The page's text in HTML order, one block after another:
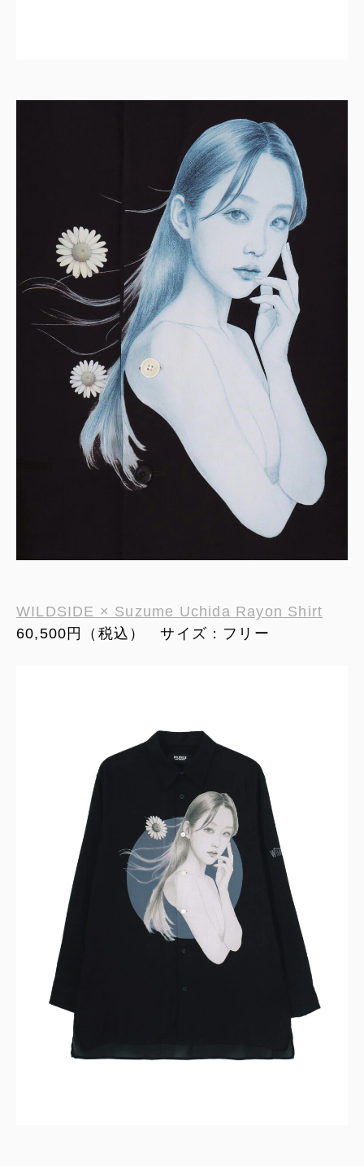
WILDSIDE × Suzume Uchida Rayon Shirt
60,500円（税込） サイズ：フリー